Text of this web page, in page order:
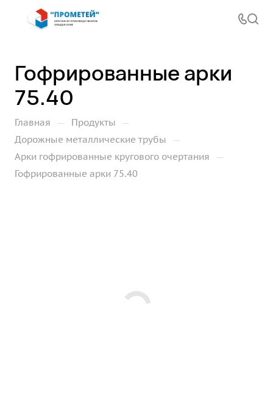
Гофрированные арки
75.40
Главная — Продукты —
Дорожные металлические трубы —
Арки гофрированные кругового очертания —
Гофрированные арки 75.40